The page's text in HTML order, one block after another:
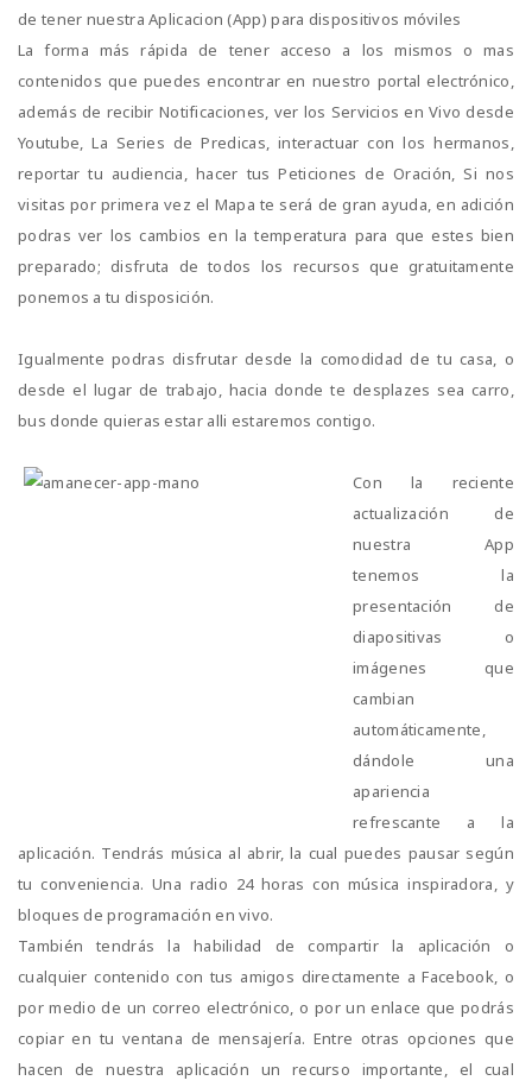
de tener nuestra Aplicacion (App) para dispositivos móviles
La forma más rápida de tener acceso a los mismos o mas
contenidos que puedes encontrar en nuestro portal electrónico,
además de recibir Notificaciones, ver los Servicios en Vivo desde
Youtube, La Series de Predicas, interactuar con los hermanos,
reportar tu audiencia, hacer tus Peticiones de Oración, Si nos
visitas por primera vez el Mapa te será de gran ayuda, en adición
podras ver los cambios en la temperatura para que estes bien
preparado; disfruta de todos los recursos que gratuitamente
ponemos a tu disposición.
Igualmente podras disfrutar desde la comodidad de tu casa, o
desde el lugar de trabajo, hacia donde te desplazes sea carro,
bus donde quieras estar alli estaremos contigo.
Con la reciente
actualización de
nuestra App
tenemos la
presentación de
diapositivas o
imágenes que
cambian
automáticamente,
dándole una
apariencia
refrescante a la
aplicación. Tendrás música al abrir, la cual puedes pausar según
tu conveniencia. Una radio 24 horas con música inspiradora, y
bloques de programación en vivo.
También tendrás la habilidad de compartir la aplicación o
cualquier contenido con tus amigos directamente a Facebook, o
por medio de un correo electrónico, o por un enlace que podrás
copiar en tu ventana de mensajería. Entre otras opciones que
hacen de nuestra aplicación un recurso importante, el cual